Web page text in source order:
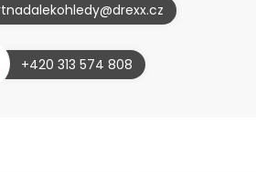
+420 313 574 808